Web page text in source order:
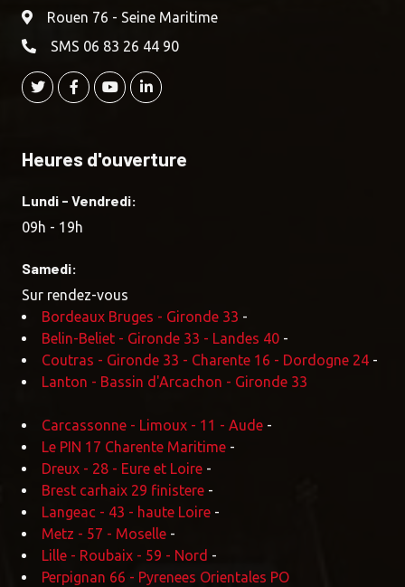
Rouen 76 - Seine Maritime
SMS 06 83 26 44 90
Heures d'ouverture
Lundi - Vendredi:
09h - 19h
Samedi:
Sur rendez-vous
Bordeaux Bruges - Gironde 33 -
Belin-Beliet - Gironde 33 - Landes 40 -
Coutras - Gironde 33 - Charente 16 - Dordogne 24 -
Lanton - Bassin d'Arcachon - Gironde 33
Carcassonne - Limoux - 11 - Aude -
Le PIN 17 Charente Maritime -
Dreux - 28 - Eure et Loire -
Brest carhaix 29 finistere -
Langeac - 43 - haute Loire -
Metz - 57 - Moselle -
Lille - Roubaix - 59 - Nord -
Perpignan 66 - Pyrenees Orientales PO